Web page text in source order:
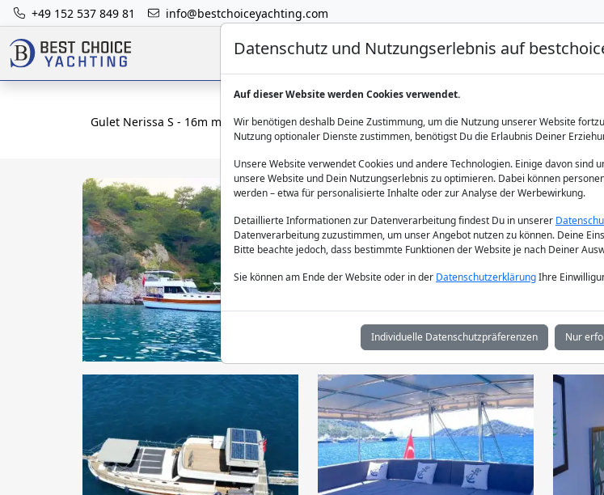
+49 152 537 849 81 info@bestchoiceyachting.com
Luxus Yacht Charter Yacht
Gulet Nerissa S - 16m mit 3 Kabinen Chartern ab Göcek
Datenschutz und Nutzungserlebnis auf
Auf dieser Website werden Cookies verwendet.
Wir benötigen deshalb Deine Zustimmung, um die Nutzung unserer Website
Nutzung optionaler Dienste zustimmen, benötigst Du die Erlaubnis Deiner
Unsere Website verwendet Cookies und andere Technologien. Einige davon sind
unsere Website und Dein Nutzungserlebnis zu optimieren. Dabei können
werden – etwa für personalisierte Inhalte oder zur Analyse der Werbewirkung.
Detaillierte Informationen zur Datenverarbeitung findest Du in unserer
Datenverarbeitung zuzustimmen, um unser Angebot nutzen zu können. Deine
Bitte beachte jedoch, dass bestimmte Funktionen der Website je nach Deiner
Sie können am Ende der Website oder in der DatenschutzerklärungIhre
Individuelle Datenschutzpräferenzen Nur